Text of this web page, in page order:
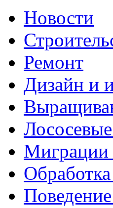
Новости
Ремонт
Дизайн и